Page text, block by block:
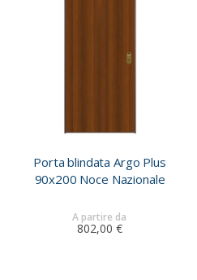
Porta blindata Argo Plus
90x200 Noce Nazionale
A partire da
802,00 €